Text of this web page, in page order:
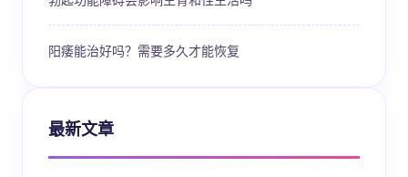
阳痿能治好吗？需要多久才能恢复
最新文章